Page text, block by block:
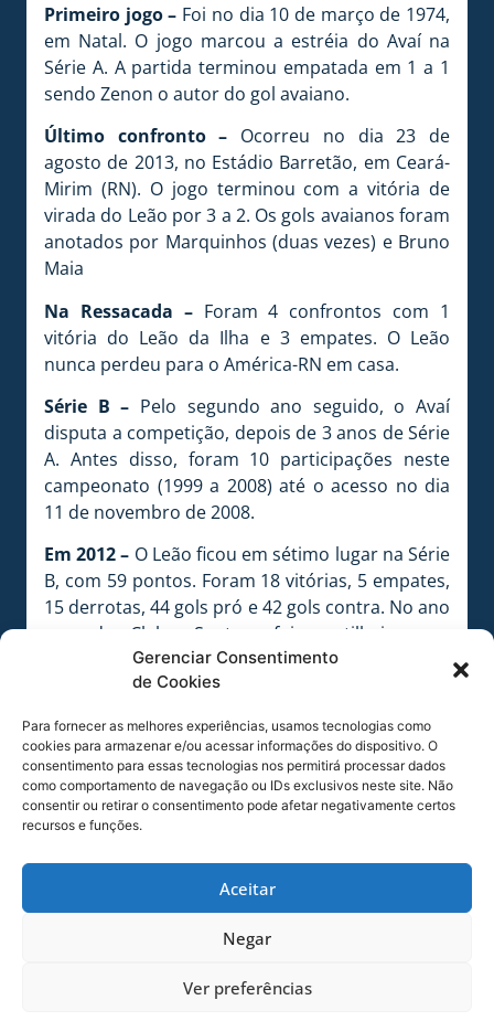
Gerenciar Consentimento
de Cookies
Para fornecer as melhores experiências, usamos tecnologias como
cookies para armazenar e/ou acessar informações do dispositivo. O
consentimento para essas tecnologias nos permitirá processar dados
como comportamento de navegação ou IDs exclusivos neste site. Não
consentir ou retirar o consentimento pode afetar negativamente certos
recursos e funções.
Aceitar
Negar
Ver preferências
Primeiro jogo – Foi no dia 10 de março de 1974,
em Natal. O jogo marcou a estréia do Avaí na
Série A. A partida terminou empatada em 1 a 1
sendo Zenon o autor do gol avaiano.
Último confronto – Ocorreu no dia 23 de
agosto de 2013, no Estádio Barretão, em Ceará-
Mirim (RN). O jogo terminou com a vitória de
virada do Leão por 3 a 2. Os gols avaianos foram
anotados por Marquinhos (duas vezes) e Bruno
Maia
Na Ressacada –Foram 4 confrontos com 1
vitória do Leão da Ilha e 3 empates. O Leão
nunca perdeu para o América-RN em casa.
Série B – Pelo segundo ano seguido, o Avaí
disputa a competição, depois de 3 anos de Série
A. Antes disso, foram 10 participações neste
campeonato (1999 a 2008) até o acesso no dia
11 de novembro de 2008.
Em 2012 – O Leão ficou em sétimo lugar na Série
B, com 59 pontos. Foram 18 vitórias, 5 empates,
15 derrotas, 44 gols pró e 42 gols contra. No ano
passado, Cleber Santana foi o artilheiro com
Campanha –O Avaí jogou 35 jogos até agora na
Série B. Foram 15 vitórias, 8 empates e 12
derrotas. O Leão marcou 48 gols, sofreu 44 e fez
53 pontos. No último jogo, o Avaí foi superado
Artilheiros do ano –Foram 82 gols assinalados
e 78 sofridos no ano até então. Marquinhos é o
Márcio Diogo tem 9 gols. Cleber Santana e Reis
tem 7 gols. Luciano tem 5 gols. Depois, vem